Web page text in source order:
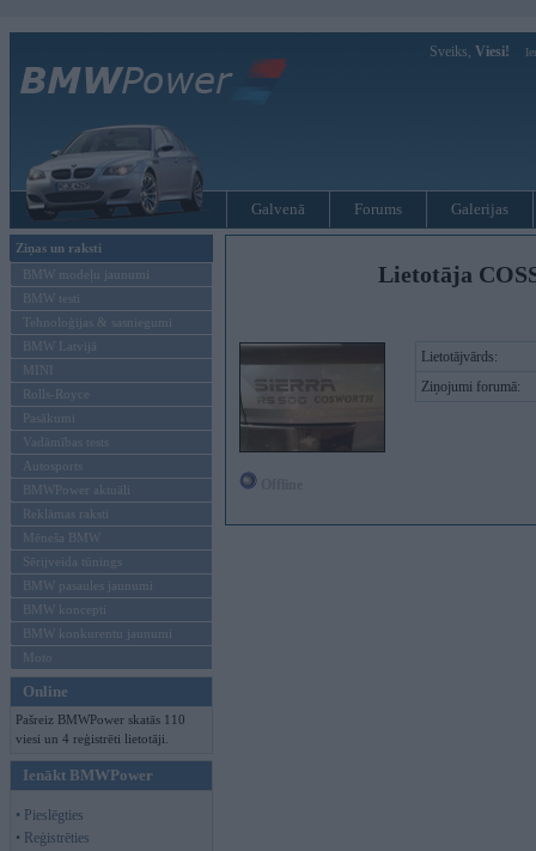
Sveiks, Viesi!
Galvenā Forums Galerijas
Ziņas un raksti
BMW modeļu jaunumi
BMW testi
Tehnoloģijas & sasniegumi
BMW Latvijā
MINI
Rolls-Royce
Pasākumi
Vadāmības tests
Autosports
BMWPower aktuāli
Reklāmas raksti
Mēneša BMW
Sērijveida tūnings
BMW pasaules jaunumi
BMW koncepti
BMW konkurentu jaunumi
Moto
Online
Pašreiz BMWPower skatās 110
viesi un 4 reģistrēti lietotāji.
Ienākt BMWPower
• Pieslēgties
• Reģistrēties
Lietotāja
Lietotājvārds:
Ziņojumi forumā: